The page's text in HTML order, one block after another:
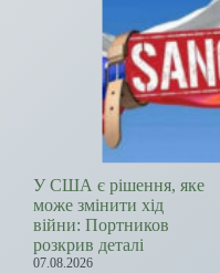
У США є рішення, яке
може змінити хід
війни: Портников
розкрив деталі
07.08.2026